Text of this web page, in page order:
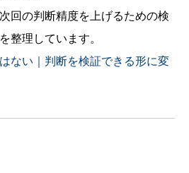
回の判断精度を上げるための検
整理しています。
ない｜判断を検証できる形に変